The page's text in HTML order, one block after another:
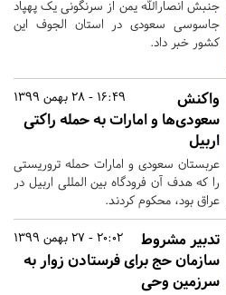
جنبش انصارالله یمن از سرنگونی یک پهپاد
جاسوسی سعودی در استان الجوف این
کشور خبر داد.
16:49 - 28 بهمن 1399
واکنش
سعودی‌ها و امارات به حمله راکتی
اربیل
عربستان سعودی و امارات حمله تروریستی
را که هدف آن فرودگاه بین المللی اربیل در
عراق بود، محکوم کردند.
20:02 - 27 بهمن 1399
تدبیر مشروط
سازمان حج برای فرستادن زوار به
سرزمین وحی